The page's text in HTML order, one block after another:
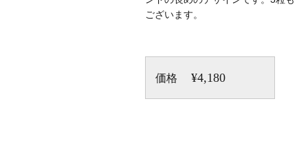
ございます。
価格 ¥4,180